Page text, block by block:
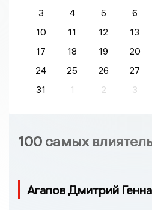
3
4 5 6
10
11 12 13
17
18 19 20
24
25 26 27
31
1 2 3
100 самых
Агапов Дмитрий